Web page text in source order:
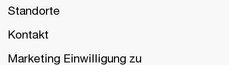
Standorte
Kontakt
Marketing Einwilligung zu